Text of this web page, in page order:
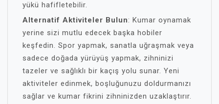
yükü hafifletebilir.
Alternatif Aktiviteler Bulun: Kumar oynamak
yerine sizi mutlu edecek başka hobiler
keşfedin. Spor yapmak, sanatla uğraşmak veya
sadece doğada yürüyüş yapmak, zihninizi
tazeler ve sağlıklı bir kaçış yolu sunar. Yeni
aktiviteler edinmek, boşluğunuzu doldurmanızı
sağlar ve kumar fikrini zihninizden uzaklaştırır.